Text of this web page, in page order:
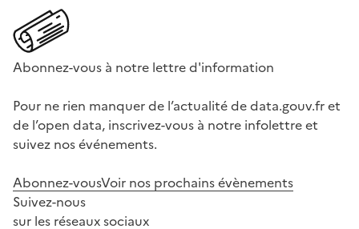
Abonnez-vous à notre lettre d'information
Pour ne rien manquer de l’actualité de data.gouv.fr et
de l’open data, inscrivez-vous à notre infolettre et
suivez nos événements.
Abonnez-vousVoir nos prochains évènements
Suivez-nous
sur les réseaux sociaux